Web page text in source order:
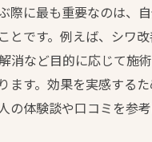
が良い美容鍼サロン情
鍼の口コミを正しく活
者の声で失敗しない美
に応える美容鍼の効果徹
美容鍼の効果が現れる期間
際に最も重要なのは、
とです。例えば、シワ
消など目的に応じて施
ます。効果を実感する
の体験談や口コミを参